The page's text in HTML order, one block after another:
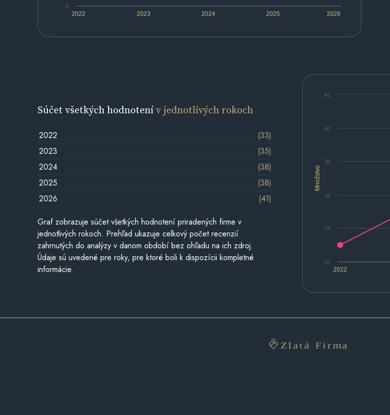
2022 2023 2024 2025 2026
0
Množstvo
2022
32
34
36
38
40
42
Súčet všetkých hodnotenív jednotlivých rokoch
2022
(33)
2023
(35)
2024
(38)
2025
(38)
2026
(41)
Graf zobrazuje súčet všetkých hodnotení priradených firme v
jednotlivých rokoch. Prehľad ukazuje celkový počet recenzií
zahrnutých do analýzy v danom období bez ohľadu na ich zdroj.
Údaje sú uvedené pre roky, pre ktoré boli k dispozícii kompletné
informácie.